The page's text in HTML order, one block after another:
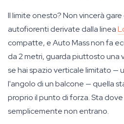
Il limite onesto? Non vincerà
autofiorenti derivate dalla linea
compatte, e Auto Mass non fa
da 2 metri, guarda piuttosto una
se hai spazio verticale limitato —
l'angolo di un balcone — quella
proprio il punto di forza. Sta
semplicemente non entrano.